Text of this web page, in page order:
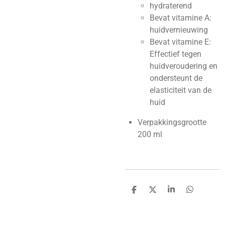
hydraterend
Bevat vitamine A:
huidvernieuwing
Bevat vitamine E:
Effectief tegen
huidveroudering en
ondersteunt de
elasticiteit van de
huid
Verpakkingsgrootte
200 ml
D
D
S
D